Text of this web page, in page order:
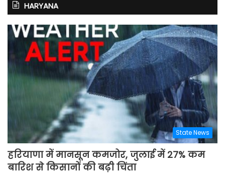
HARYANA
State News
हरियाणा में मानसून कमजोर, जुलाई में 27% कम
बारिश से किसानों की बढ़ी चिंता